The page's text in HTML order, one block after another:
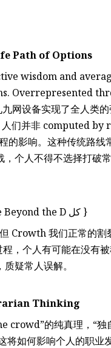
Path of Options
wisdom and
Overrepresented
网设备实现了全人类
们并非 computed
影响。这种传统路线
个人不得不选择打破
**From the Crowd to the Contrarian: Life Beyond the D كل }
Crowth 我们正常的割
，个人有可能在没有
疑常人误解。
Thinking
crowd”的纯真理，“独
如何影响个人的职业